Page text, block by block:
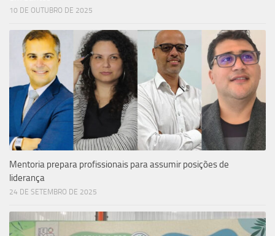
10 DE OUTUBRO DE 2025
Mentoria prepara profissionais para assumir posições de
liderança
24 DE SETEMBRO DE 2025